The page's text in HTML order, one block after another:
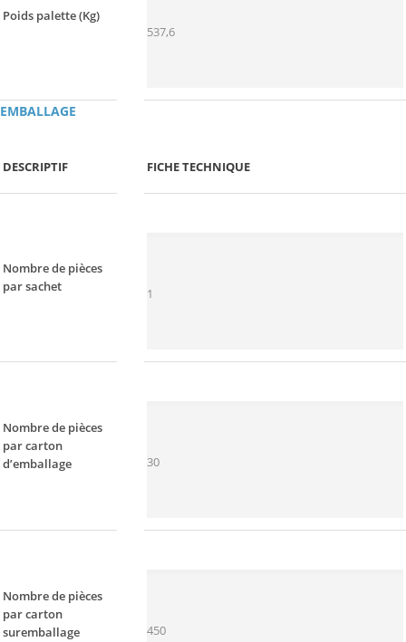
Poids palette (Kg)
537,6
EMBALLAGE
DESCRIPTIF FICHE TECHNIQUE
Nombre de pièces
par sachet
1
Nombre de pièces
par carton
d’emballage
30
Nombre de pièces
par carton
suremballage
450